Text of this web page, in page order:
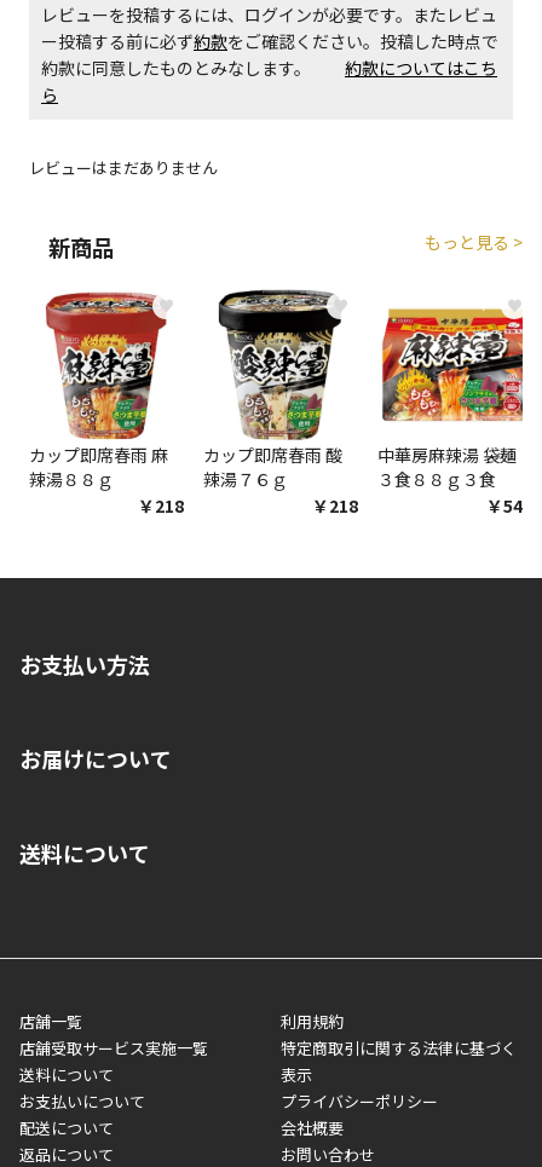
決定となります。
レビューを投稿するには、ログインが必要です。またレビュ
ー投稿する前に必ず約款をご確認ください。投稿した時点で
約款に同意したものとみなします。 約款についてはこち
ら
レビューはまだありません
新商品 もっと見る >
♥
カップ即席春雨 麻
辣湯８８ｇ
￥218
♥
カップ即席春雨 酸
辣湯７６ｇ
￥218
♥
中華房麻辣湯 袋麺
３食８８ｇ３食
￥548
お支払い方法
いいただくことはできません。ご了承ください。
■代金引換(代引)※手数料がかかります
■商品によっては一部決済方法が使用できない場合がございま
す。
お届けについて
ご注文が確認出来次第、1～4営業日に発送いたします。「お取り
業日にてお引渡しとなります。(離島などの場合、例外もあります)
メーカー直送品など一部商品については、その他商品との購入に
制限がかかる場合がございます。また発送日についても、通常と
異なる場合がございます。対象商品の説明ページをご確認くださ
い。
■店舗受取をご選択いただいた場合
送料について
店舗一覧
店舗受取サービス実施一覧
送料について
お支払いについて
配送について
返品について
利用規約
特定商取引に関する法律に基づく
表示
プライバシーポリシー
会社概要
お問い合わせ